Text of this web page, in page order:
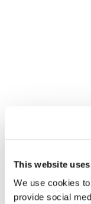
This website
We use cookies
provide social
Se hai bisogno di